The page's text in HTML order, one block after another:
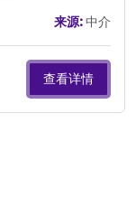
来源:中介
查看详情